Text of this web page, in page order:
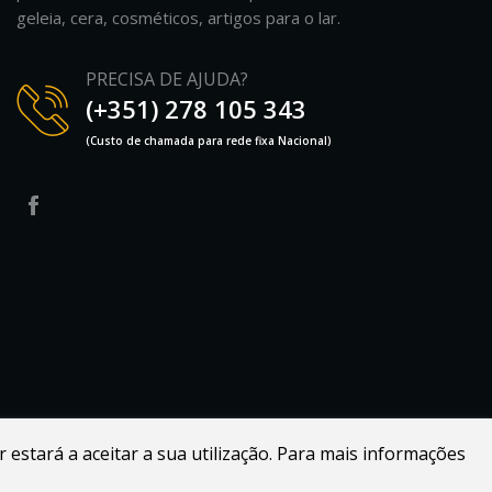
a aceitar a sua utilização. Para mais informações
geleia, cera, cosméticos, artigos para o lar.
PRECISA DE AJUDA?
(+351) 278 105 343
(Custo de chamada para rede fixa Nacional)